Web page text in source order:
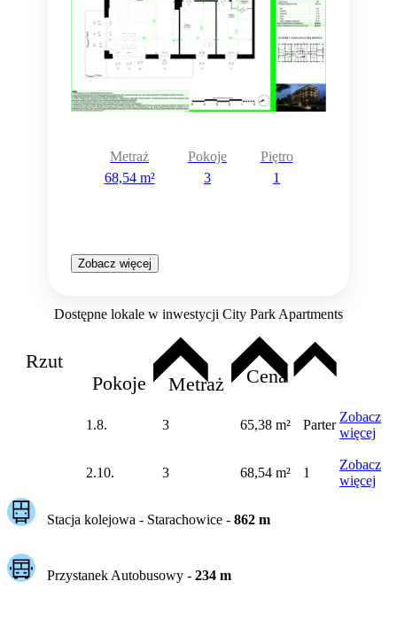
Metraż
68,54 m²
Pokoje
3
Piętro
1
Zobacz więcej
Dostępne lokale w inwestycji City Park Apartments
Rzut
Pokoje
Metraż Cena
1.8. 3 65,38 m² Parter
Zobacz
więcej
2.10. 3 68,54 m² 1
Zobacz
więcej
Stacja kolejowa - Starachowice- 862m
Przystanek Autobusowy - 234m